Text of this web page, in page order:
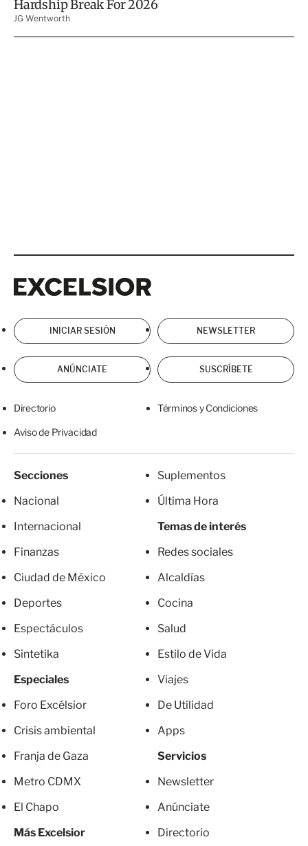
INICIAR SESIÓN NEWSLETTER
ANÚNCIATE SUSCRÍBETE
Directorio Términos y Condiciones
Aviso de Privacidad
Secciones
Nacional
Internacional
Finanzas
Ciudad de México
Deportes
Espectáculos
Sintetika
Especiales
Foro Excélsior
Crisis ambiental
Franja de Gaza
Metro CDMX
El Chapo
Más Excelsior
Suplementos
Última Hora
Temas de interés
Redes sociales
Alcaldías
Cocina
Salud
Estilo de Vida
Viajes
De Utilidad
Apps
Servicios
Newsletter
Anúnciate
Directorio